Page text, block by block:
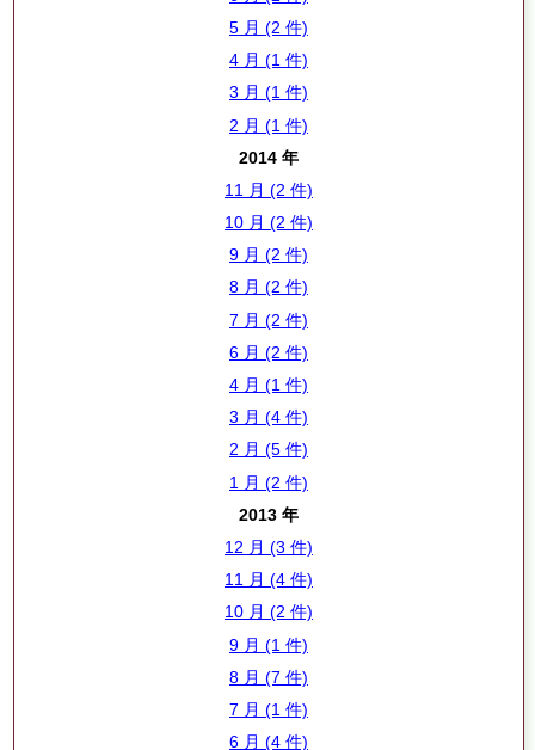
5 月 (2 件)
4 月 (1 件)
3 月 (1 件)
2 月 (1 件)
2014 年
11 月 (2 件)
10 月 (2 件)
9 月 (2 件)
8 月 (2 件)
7 月 (2 件)
6 月 (2 件)
4 月 (1 件)
3 月 (4 件)
2 月 (5 件)
1 月 (2 件)
2013 年
12 月 (3 件)
11 月 (4 件)
10 月 (2 件)
9 月 (1 件)
8 月 (7 件)
7 月 (1 件)
6 月 (4 件)